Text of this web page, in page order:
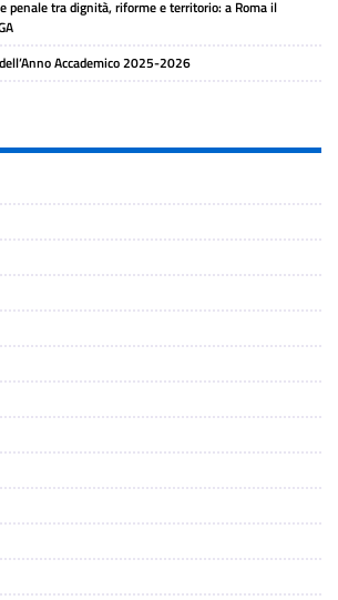
penale tra dignità, riforme e territorio: a Roma il
Accademico 2025-2026